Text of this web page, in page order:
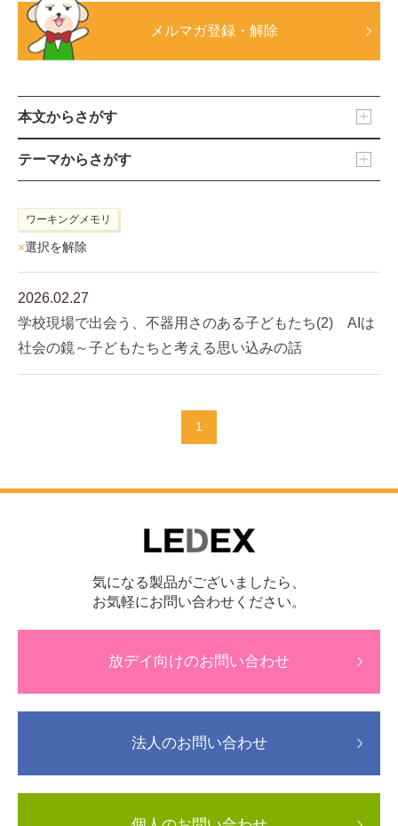
メルマガ登録・解除
本文からさがす
テーマからさがす
ワーキングメモリ
×選択を解除
2026.02.27
学校現場で出会う、不器用さのある子どもたち(2) AIは
社会の鏡～子どもたちと考える思い込みの話
1
気になる製品がございましたら、
お気軽にお問い合わせください。
放デイ向けのお問い合わせ
法人のお問い合わせ